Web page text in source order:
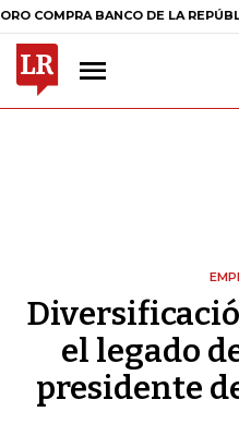
BANCO DE LA REPÚBLICA $
el legado
presidente